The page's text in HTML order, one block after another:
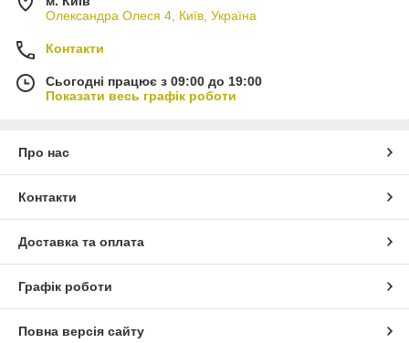
Олександра Олеся 4, Київ, Україна
Контакти
Сьогодні працює з 09:00 до 19:00
Показати весь графік роботи
Про нас
Контакти
Доставка та оплата
Графік роботи
Повна версія сайту